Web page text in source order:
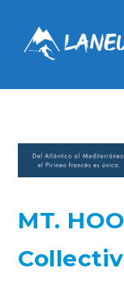
MT.